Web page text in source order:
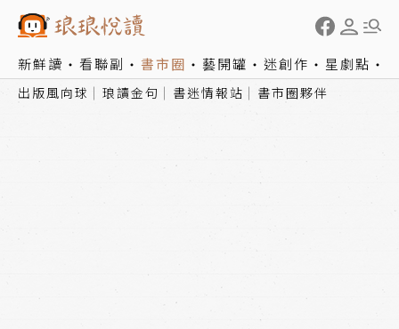
新鮮讀 看聯副 書市圈 藝開罐 迷創作 星劇點
出版風向球 琅讀金句 書迷情報站 書市圈夥伴